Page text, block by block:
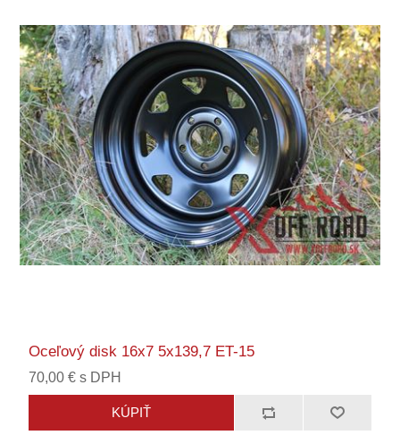
Oceľový disk 16x7 5x139,7 ET-15
70,00 € s DPH